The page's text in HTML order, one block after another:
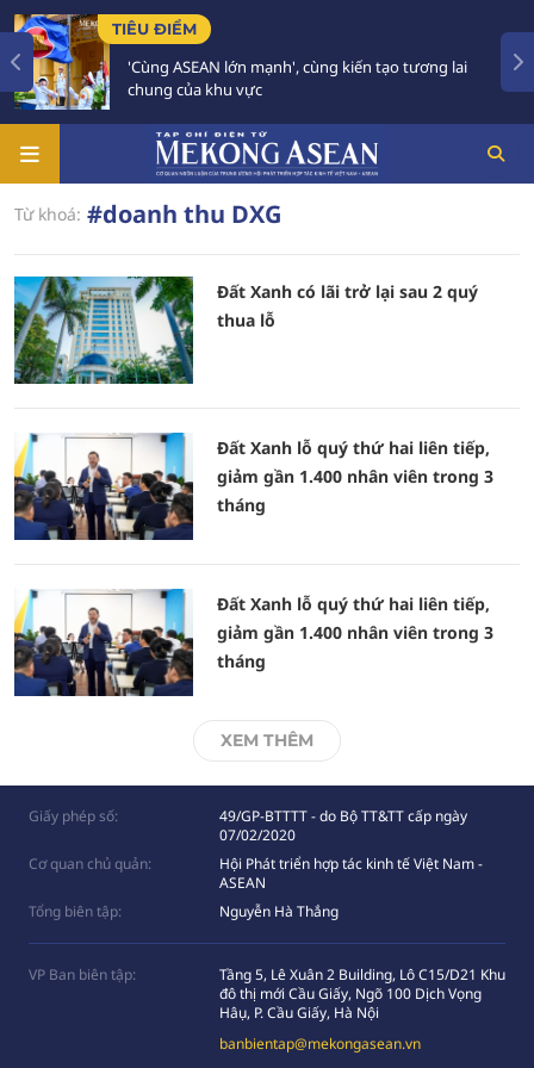
TIÊU ĐIỂM
'Cùng ASEAN lớn mạnh', cùng kiến tạo tương lai
chung của khu vực
Từ khoá: #doanh thu DXG
Đất Xanh có lãi trở lại sau 2 quý
thua lỗ
Đất Xanh lỗ quý thứ hai liên tiếp,
giảm gần 1.400 nhân viên trong 3
tháng
Đất Xanh lỗ quý thứ hai liên tiếp,
giảm gần 1.400 nhân viên trong 3
tháng
XEM THÊM
Giấy phép số:
49/GP-BTTTT - do Bộ TT&TT cấp ngày
07/02/2020
Cơ quan chủ quản:
Hội Phát triển hợp tác kinh tế Việt Nam -
ASEAN
Tổng biên tập:
Nguyễn Hà Thắng
VP Ban biên tập:
Tầng 5, Lê Xuân 2 Building, Lô C15/D21 Khu
đô thị mới Cầu Giấy, Ngõ 100 Dịch Vọng
Hâụ, P. Cầu Giấy, Hà Nội
banbientap@mekongasean.vn